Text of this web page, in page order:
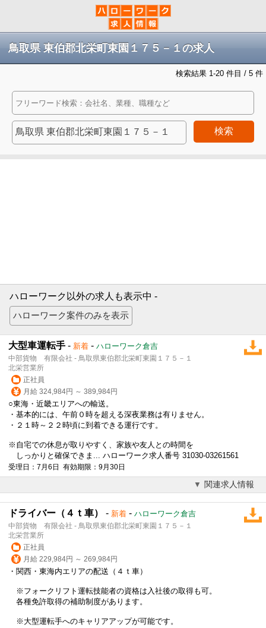
鳥取県 東伯郡北栄町東園１７５－１の求人
検索結果 1-20 件目 / 5 件
検索
ハローワーク以外の求人も表示中 -
大型車運転手 - 新着 - ハローワーク倉吉
中部貨物 有限会社 - 鳥取県東伯郡北栄町東園１７５－１
北栄営業所
正社員
月給 324,984円 ～ 389,984円
○東海・近畿エリアへの輸送。
・基本的には、午前０時を超える深夜業務は有りません。
・２１時～２２時頃に到着できる運行です。
※自宅での休息が取りやすく、家族や友人との時間を
しっかりと確保できま... ハローワーク求人番号 31030-03261561
受理日：7月6日 有効期限：9月30日
関連求人情報
ドライバー（４ｔ車） - 新着 - ハローワーク倉吉
中部貨物 有限会社 - 鳥取県東伯郡北栄町東園１７５－１
北栄営業所
正社員
月給 229,984円 ～ 269,984円
・関西・東海内エリアの配送（４ｔ車）
※フォークリフト運転技能者の資格は入社後の取得も可。
各種免許取得の補助制度があります。
※大型運転手へのキャリアアップが可能です。